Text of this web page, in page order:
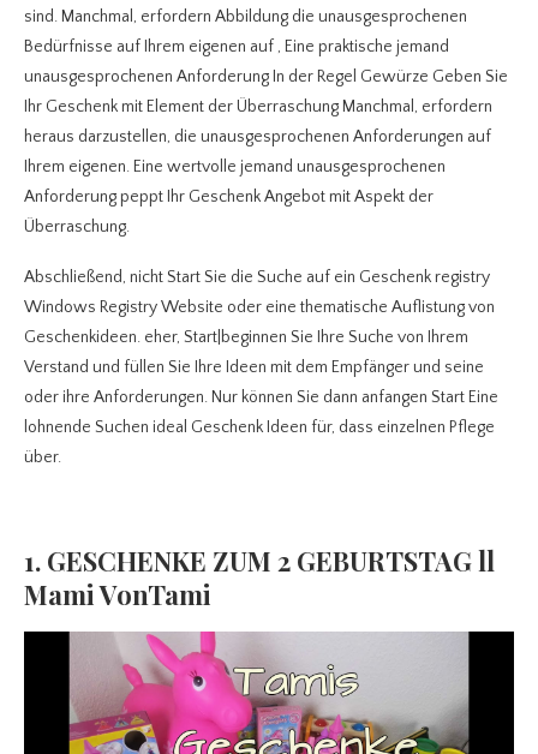
sind. Manchmal, erfordern Abbildung die unausgesprochenen
Bedürfnisse auf Ihrem eigenen auf , Eine praktische jemand
unausgesprochenen Anforderung In der Regel Gewürze Geben Sie
Ihr Geschenk mit Element der Überraschung Manchmal, erfordern
heraus darzustellen, die unausgesprochenen Anforderungen auf
Ihrem eigenen. Eine wertvolle jemand unausgesprochenen
Anforderung peppt Ihr Geschenk Angebot mit Aspekt der
Überraschung.
Abschließend, nicht Start Sie die Suche auf ein Geschenk registry
Windows Registry Website oder eine thematische Auflistung von
Geschenkideen. eher, Start|beginnen Sie Ihre Suche von Ihrem
Verstand und füllen Sie Ihre Ideen mit dem Empfänger und seine
oder ihre Anforderungen. Nur können Sie dann anfangen Start Eine
lohnende Suchen ideal Geschenk Ideen für, dass einzelnen Pflege
über.
1. GESCHENKE ZUM 2 GEBURTSTAG ll
Mami VonTami